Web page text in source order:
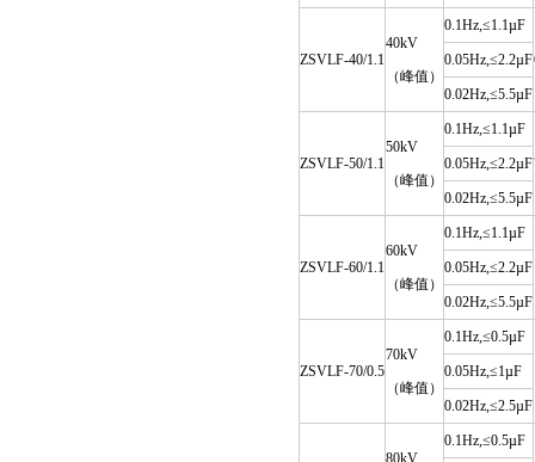
ZSVLF-40/1.1
40kV
（峰值）
0.1Hz,≤1.1µF
0.05Hz,≤2.2µF
0.02Hz,≤5.5µF
ZSVLF-50/1.1
50kV
（峰值）
0.1Hz,≤1.1µF
0.05Hz,≤2.2µF
0.02Hz,≤5.5µF
ZSVLF-60/1.1
60kV
（峰值）
0.1Hz,≤1.1µF
0.05Hz,≤2.2µF
0.02Hz,≤5.5µF
ZSVLF-70/0.5
70kV
（峰值）
0.1Hz,≤0.5µF
0.05Hz,≤1µF
0.02Hz,≤2.5µF
80kV
0.1Hz,≤0.5µF